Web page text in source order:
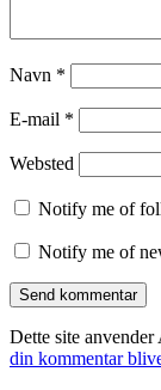
Navn *
E-mail *
Websted
Notify me of
Notify me of
Dette site anvender
din kommentar